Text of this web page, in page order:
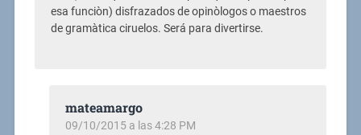
esa funciòn) disfrazados de opinòlogos o maestros
de gramàtica ciruelos. Será para divertirse.
mateamargo
09/10/2015 a las 4:28 PM